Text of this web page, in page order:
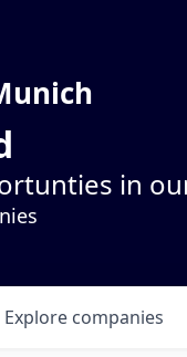
in
Explore companies